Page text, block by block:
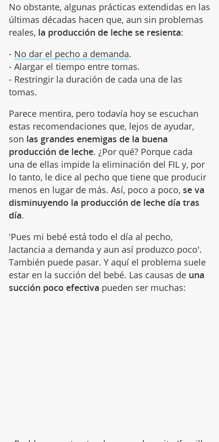
No obstante, algunas prácticas extendidas en las
últimas décadas hacen que, aun sin problemas
reales, la producción de leche se resienta:
- No dar el pecho a demanda.
- Alargar el tiempo entre tomas.
- Restringir la duración de cada una de las
tomas.
Parece mentira, pero todavía hoy se escuchan
estas recomendaciones que, lejos de ayudar,
son las grandes enemigas de la buena
producción de leche. ¿Por qué? Porque cada
una de ellas impide la eliminación del FIL y, por
lo tanto, le dice al pecho que tiene que producir
menos en lugar de más. Así, poco a poco, se va
disminuyendo la producción de leche día tras
día.
'Pues mi bebé está todo el día al pecho,
lactancia a demanda y aun así produzco poco'.
También puede pasar. Y aquí el problema suele
estar en la succión del bebé. Las causas de una
succión poco efectiva pueden ser muchas: